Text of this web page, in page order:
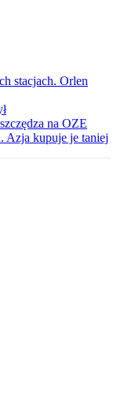
stacjach. Orlen
na OZE
Azja kupuje je taniej